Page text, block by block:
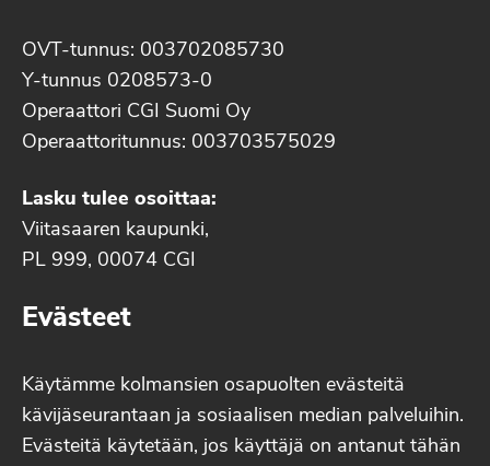
OVT-tunnus: 003702085730
Y-tunnus 0208573-0
Operaattori CGI Suomi Oy
Operaattoritunnus: 003703575029
Lasku tulee osoittaa:
Viitasaaren kaupunki,
PL 999, 00074 CGI
Evästeet
Käytämme kolmansien osapuolten evästeitä
kävijäseurantaan ja sosiaalisen median palveluihin.
Evästeitä käytetään, jos käyttäjä on antanut tähän